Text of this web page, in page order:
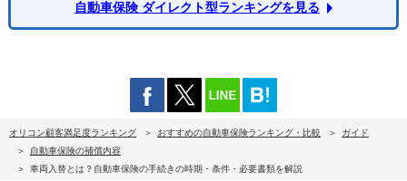
自動車保険 ダイレクト型ランキングを見る
オリコン顧客満足度ランキング おすすめの自動車保険ランキング・比較
ガイド
自動車保険の補償内容
車両入替とは？自動車保険の手続きの時期・条件・必要書類を解説